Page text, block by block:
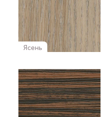
Ясень